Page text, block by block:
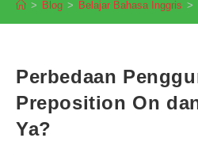
> Blog > Belajar Bahasa Inggris >
Perbedaan
Preposition On
Ya?